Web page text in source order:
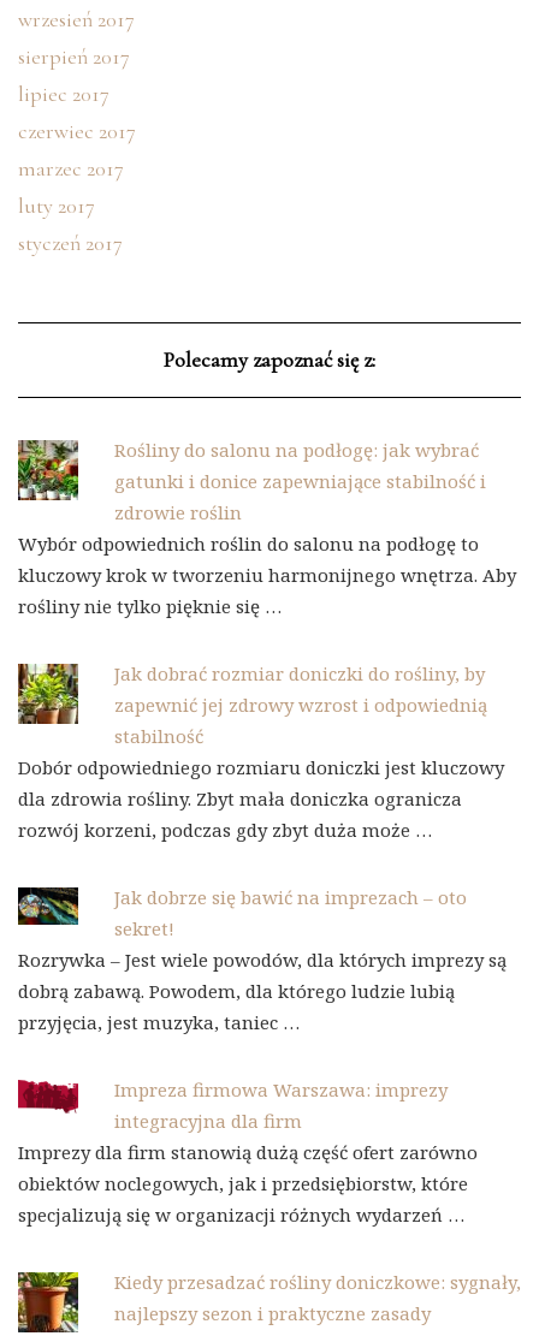
wrzesień 2017
sierpień 2017
lipiec 2017
czerwiec 2017
marzec 2017
luty 2017
styczeń 2017
Polecamy zapoznać się z:
Rośliny do salonu na podłogę: jak wybrać
gatunki i donice zapewniające stabilność i
zdrowie roślin
Wybór odpowiednich roślin do salonu na podłogę to
kluczowy krok w tworzeniu harmonijnego wnętrza. Aby
rośliny nie tylko pięknie się …
Jak dobrać rozmiar doniczki do rośliny, by
zapewnić jej zdrowy wzrost i odpowiednią
stabilność
Dobór odpowiedniego rozmiaru doniczki jest kluczowy
dla zdrowia rośliny. Zbyt mała doniczka ogranicza
rozwój korzeni, podczas gdy zbyt duża może …
Jak dobrze się bawić na imprezach – oto
sekret!
Rozrywka – Jest wiele powodów, dla których imprezy są
dobrą zabawą. Powodem, dla którego ludzie lubią
przyjęcia, jest muzyka, taniec …
Impreza firmowa Warszawa: imprezy
integracyjna dla firm
Imprezy dla firm stanowią dużą część ofert zarówno
obiektów noclegowych, jak i przedsiębiorstw, które
specjalizują się w organizacji różnych wydarzeń …
Kiedy przesadzać rośliny doniczkowe: sygnały,
najlepszy sezon i praktyczne zasady